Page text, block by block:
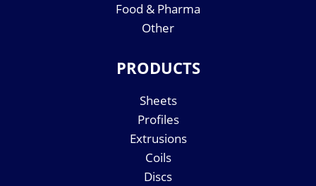
Food & Pharma
Other
PRODUCTS
Sheets
Profiles
Extrusions
Coils
Discs